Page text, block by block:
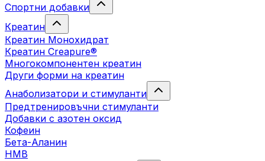
Спортни добавки
Креатин
Креатин Монохидрат
Креатин Creapure®
Многокомпонентен креатин
Други форми на креатин
Анаболизатори и стимуланти
Предтренировъчни стимуланти
Добавки с азотен оксид
Кофеин
Бета-Аланин
HMB